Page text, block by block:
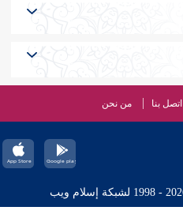
اتصل بنا من نحن